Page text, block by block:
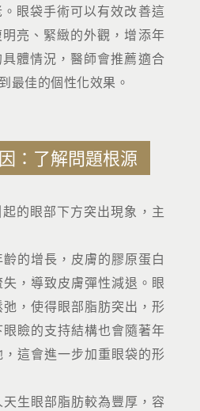
眼袋手術可以有效改善這
亮、緊緻的外觀，增添年
體情況，醫師會推薦適合
最佳的個性化效果。
：了解問題根源
的眼部下方突出現象，主
齡的增長，皮膚的膠原蛋白
，導致皮膚彈性減退。眼
，使得眼部脂肪突出，形
瞼的支持結構也會隨著年
這會進一步加重眼袋的形
天生眼部脂肪較為豐厚，容